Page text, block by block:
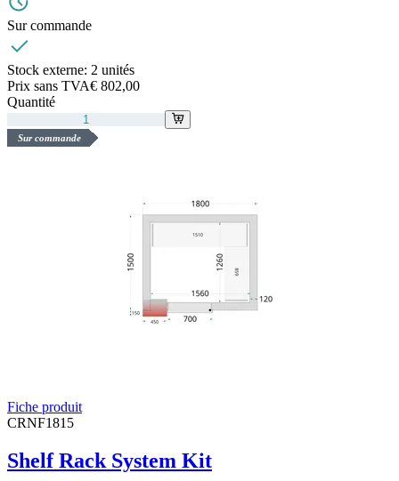
Sur commande
Stock externe: 2 unités
Prix sans TVA€ 802,00
Quantité
Sur commande
Fiche produit
CRNF1815
Shelf Rack System Kit